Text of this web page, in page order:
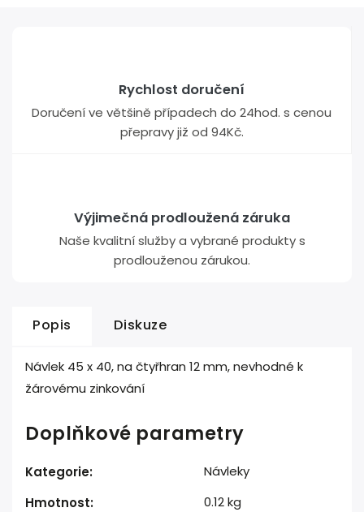
Rychlost doručení
Doručení ve většině případech do 24hod. s cenou
přepravy již od 94Kč.
Výjimečná prodloužená záruka
Naše kvalitní služby a vybrané produkty s
prodlouženou zárukou.
Popis Diskuze
Návlek 45 x 40, na čtyřhran 12 mm, nevhodné k
žárovému zinkování
Doplňkové parametry
Kategorie:
Návleky
Hmotnost:
0.12 kg